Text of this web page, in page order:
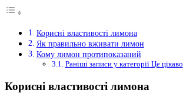
Корисні властивості лимона
Як правильно вживати лимон
Кому лимон протипоказаний
Раніші записи у категорії Це цікаво
Корисні властивості лимона